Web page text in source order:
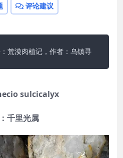
评论建议
荒漠肉植记，作者：乌镇寻
sulcicalyx
千里光属